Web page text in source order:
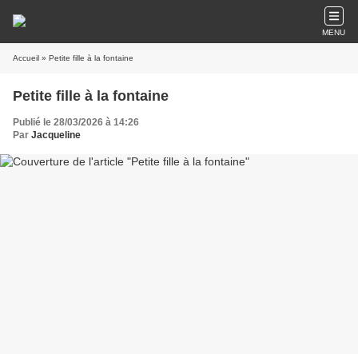
MENU
Accueil » Petite fille à la fontaine
Petite fille à la fontaine
Publié le 28/03/2026 à 14:26
Par Jacqueline